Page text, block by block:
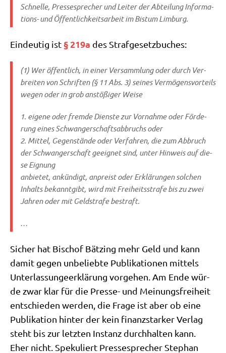
Schnel­le, Pres­se­spre­cher und Lei­ter der Abtei­lung Infor­ma­
ti­ons- und Öffent­lich­keits­ar­beit im Bis­tum Limburg.
Ein­deu­tig ist§ 219a des Strafgesetzbuches:
(1) Wer öffent­lich, in einer Ver­samm­lung oder durch Ver­
brei­ten von Schrif­ten (§ 11 Abs. 3) sei­nes Ver­mö­gens­vor­teils
wegen oder in grob anstö­ßi­ger Weise
1. eige­ne oder frem­de Dien­ste zur Vor­nah­me oder För­de­
rung eines Schwan­ger­schafts­ab­bruchs oder
2. Mit­tel, Gegen­stän­de oder Ver­fah­ren, die zum Abbruch
der Schwan­ger­schaft geeig­net sind, unter Hin­weis auf die­
se Eignung
anbie­tet, ankün­digt, anpreist oder Erklä­run­gen sol­chen
Inhalts bekannt­gibt, wird mit Frei­heits­stra­fe bis zu zwei
Jah­ren oder mit Geld­stra­fe bestraft.
…
Sicher hat Bischof Bät­zing mehr Geld und kann
damit gegen unbe­lieb­te Publi­ka­tio­nen mit­tels
Unter­las­sun­ge­er­klä­rung vor­ge­hen. Am Ende wür­
de zwar klar für die Pres­se- und Mei­nungs­frei­heit
ent­schie­den wer­den, die Fra­ge ist aber ob eine
Publi­ka­ti­on hin­ter der kein finanz­star­ker Ver­lag
steht bis zur letz­ten Instanz durch­hal­ten kann.
Eher nicht. Spe­ku­liert Pres­se­spre­cher Ste­phan